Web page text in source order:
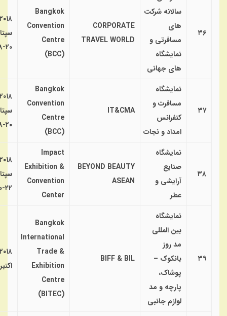
۳۶
سالانه شرکت
های
مسافرتی و
نمایشگاه
های جهانی
CORPORATE
TRAVEL WORLD
Bangkok
Convention
Centre
(BCC)
۲۰۱۸
۲۰-۱۸
۳۷
نمایشگاه
مسافرت و
کنفرانس
امداد و نجات
IT&CMA
Bangkok
Convention
Centre
(BCC)
۲۰۱۸
۲۰-۱۸
۳۸
نمایشگاه
صنایع
آرایشی و
عطر
BEYOND BEAUTY
ASEAN
Impact
Exhibition &
Convention
Center
۲۰۱۸
۲۲-۲۰
۳۹
نمایشگاه
بین المللی
مد روز
بانکوک –
پوشاک،
پارچه و مد
لوازم جانبی
BIFF & BIL
Bangkok
International
Trade &
Exhibition
Centre
(BITEC)
۲۰۱۸
اکتبر